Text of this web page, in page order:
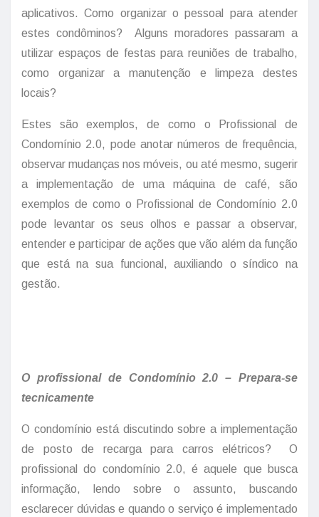
aplicativos. Como organizar o pessoal para atender
estes condôminos? Alguns moradores passaram a
utilizar espaços de festas para reuniões de trabalho,
como organizar a manutenção e limpeza destes
locais?
Estes são exemplos, de como o Profissional de
Condomínio 2.0, pode anotar números de frequência,
observar mudanças nos móveis, ou até mesmo, sugerir
a implementação de uma máquina de café, são
exemplos de como o Profissional de Condomínio 2.0
pode levantar os seus olhos e passar a observar,
entender e participar de ações que vão além da função
que está na sua funcional, auxiliando o síndico na
gestão.
O profissional de Condomínio 2.0 – Prepara-se
tecnicamente
O condomínio está discutindo sobre a implementação
de posto de recarga para carros elétricos? O
profissional do condomínio 2.0, é aquele que busca
informação, lendo sobre o assunto, buscando
esclarecer dúvidas e quando o serviço é implementado